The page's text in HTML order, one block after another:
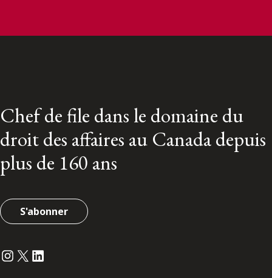
Chef de file dans le domaine du
droit des affaires au Canada depuis
plus de 160 ans
S'abonner
Instagram
Twitter
LinkedIn